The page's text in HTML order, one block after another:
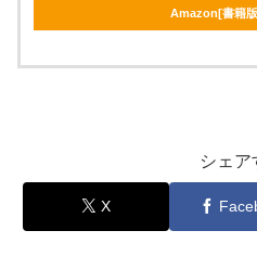
Amazon[書籍
シェア
X